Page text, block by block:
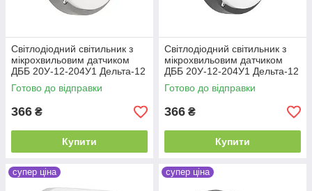
Світлодіодний світильник з
мікрохвильовим датчиком
ДББ 20У-12-204У1 Дельта-12
Д 12Вт 1200Лм 5000К сірий
Готово до відправки
366 ₴
Купити
Світлодіодний світильник з
мікрохвильовим датчиком
ДББ 20У-12-204У1 Дельта-12
Д 12Вт 1200Лм 5000К
антрацит
Готово до відправки
366 ₴
Купити
супер ціна супер ціна